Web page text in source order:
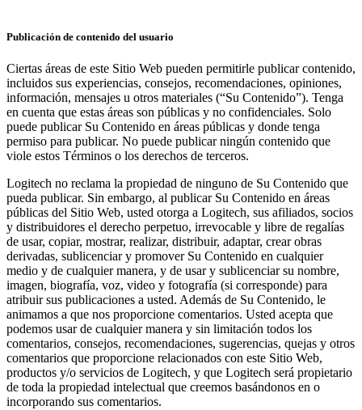
Publicación de contenido del usuario
Ciertas áreas de este Sitio Web pueden permitirle publicar contenido,
incluidos sus experiencias, consejos, recomendaciones, opiniones,
información, mensajes u otros materiales (“Su Contenido”). Tenga
en cuenta que estas áreas son públicas y no confidenciales. Solo
puede publicar Su Contenido en áreas públicas y donde tenga
permiso para publicar. No puede publicar ningún contenido que
viole estos Términos o los derechos de terceros.
Logitech no reclama la propiedad de ninguno de Su Contenido que
pueda publicar. Sin embargo, al publicar Su Contenido en áreas
públicas del Sitio Web, usted otorga a Logitech, sus afiliados, socios
y distribuidores el derecho perpetuo, irrevocable y libre de regalías
de usar, copiar, mostrar, realizar, distribuir, adaptar, crear obras
derivadas, sublicenciar y promover Su Contenido en cualquier
medio y de cualquier manera, y de usar y sublicenciar su nombre,
imagen, biografía, voz, video y fotografía (si corresponde) para
atribuir sus publicaciones a usted. Además de Su Contenido, le
animamos a que nos proporcione comentarios. Usted acepta que
podemos usar de cualquier manera y sin limitación todos los
comentarios, consejos, recomendaciones, sugerencias, quejas y otros
comentarios que proporcione relacionados con este Sitio Web,
productos y/o servicios de Logitech, y que Logitech será propietario
de toda la propiedad intelectual que creemos basándonos en o
incorporando sus comentarios.